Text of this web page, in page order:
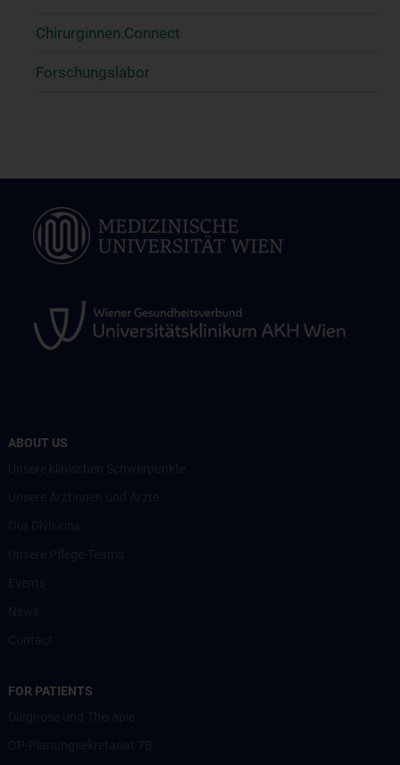
Chirurginnen.Connect
Forschungslabor
ABOUT US
FOR PATIENTS